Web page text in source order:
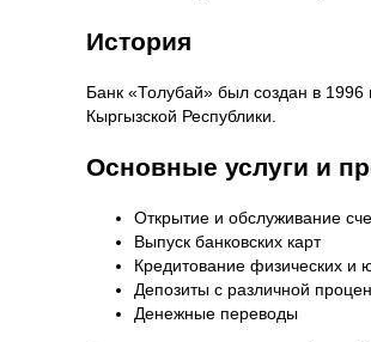
История
Банк «Толубай» был создан в 1996
Кыргызской Республики.
Основные услуги и
Открытие и обслуживание
Выпуск банковских карт
Кредитование физических и
Депозиты с различной
Денежные переводы